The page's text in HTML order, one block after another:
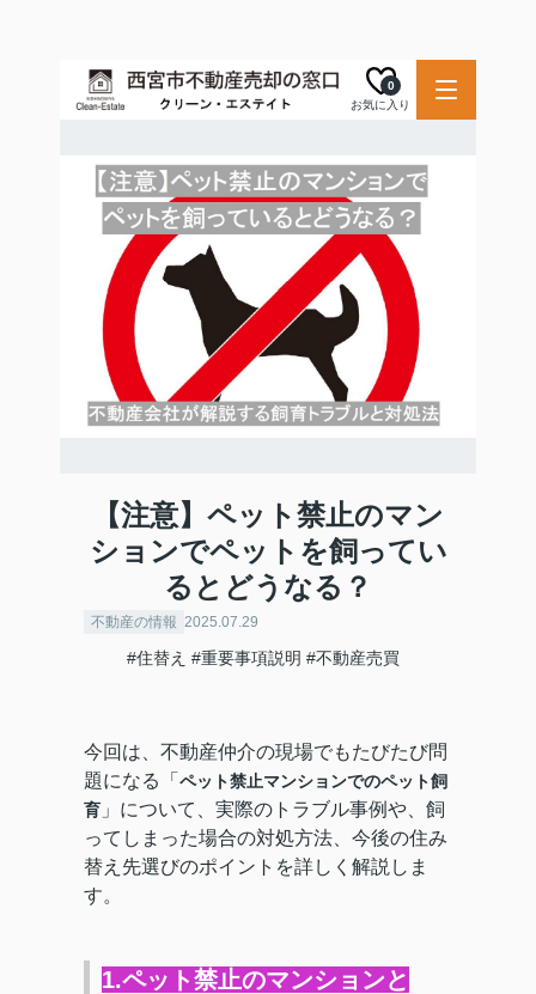
お気に入り
0
【注意】ペット禁止のマン
ションでペットを飼ってい
るとどうなる？
不動産の情報 2025.07.29
#住替え #重要事項説明 #不動産売買
今回は、不動産仲介の現場でもたびたび問
題になる「 ペット禁止マンションでのペット飼
育 」について、実際のトラブル事例や、飼
ってしまった場合の対処方法、今後の住み
替え先選びのポイントを詳しく解説しま
す。
1.ペット禁止のマンションと